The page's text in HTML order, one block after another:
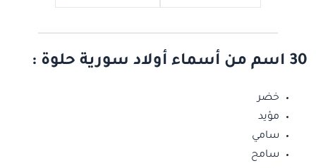
30 اسم من أسماء أولاد سورية حلوة :
خضر
مؤيد
سامي
سامح